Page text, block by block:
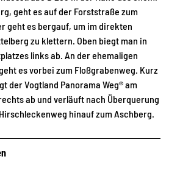
geht es auf der Forststraße zum
geht es bergauf, um im direkten
zu klettern. Oben biegt man in
links ab. An der ehemaligen
es vorbei zum Floßgrabenweg. Kurz
der Vogtland Panorama Weg® am
ab und verläuft nach Überquerung
hinauf zum Aschberg.